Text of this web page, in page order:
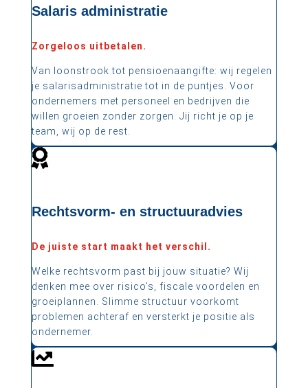
Salaris administratie
Zorgeloos uitbetalen.
Van loonstrook tot pensioenaangifte: wij regelen
je salarisadministratie tot in de puntjes. Voor
ondernemers met personeel en bedrijven die
willen groeien zonder zorgen. Jij richt je op je
team, wij op de rest.

Rechtsvorm- en structuuradvies
De juiste start maakt het verschil.
Welke rechtsvorm past bij jouw situatie? Wij
denken mee over risico’s, fiscale voordelen en
groeiplannen. Slimme structuur voorkomt
problemen achteraf en versterkt je positie als
ondernemer.
